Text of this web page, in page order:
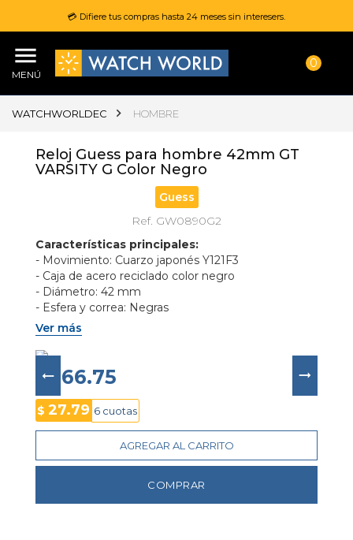
💳 Difiere tus compras hasta 24 meses sin interesers.
MENÚ
0
WATCHWORLDEC HOMBRE
Reloj Guess para hombre 42mm GT
VARSITY G Color Negro
Guess
Ref. GW0890G2
Características principales:
- Movimiento: Cuarzo japonés Y121F3
- Caja de acero reciclado color negro
- Diámetro: 42 mm
- Esfera y correa: Negras
- Correa de silicona flexible
- Resistencia al agua: 50 metros
Ver más
$ 166.75
$ 27.79 6 cuotas
AGREGAR AL CARRITO
COMPRAR